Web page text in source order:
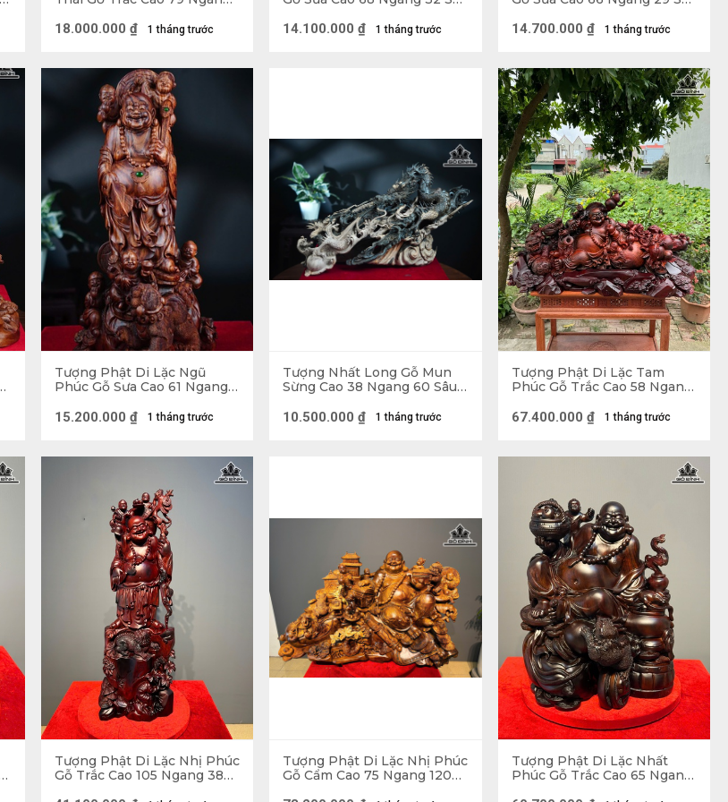
Tượng Cóc Ngậm Tiền Gỗ Nu Xá Xị ( Gù Hương )
trấn trạch hay trừ tà: Tượng Quan Công, Tượng Đạt Ma Sư Tổ, Tượng Tế Công,... Khi đặt
tượng này đều sẽ phát huy tác dụng của mình bảo vệ gia chủ.
1 tháng trước
18.000.000 ₫ 1 tháng trước
14.100.000 ₫ 1 tháng trước
14.700.000 ₫
Tượng Phật Di Lặc Ngũ
Phúc Gỗ Sưa Cao 61 Ngang
1 tháng trước
15.200.000 ₫
Tượng Nhất Long Gỗ Mun
Sừng Cao 38 Ngang 60 Sâu
1 tháng trước
10.500.000 ₫
Tượng Phật Di Lặc Tam
Phúc Gỗ Trắc Cao 58 Ngang
1 tháng trước
67.400.000 ₫
Tượng Phật Di Lặc Nhị Phúc
Gỗ Trắc Cao 105 Ngang 38
Tượng Phật Di Lặc Nhị Phúc
Gỗ Cẩm Cao 75 Ngang 120
Tượng Phật Di Lặc Nhất
Phúc Gỗ Trắc Cao 65 Ngang